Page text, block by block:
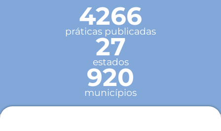
4266
práticas publicadas
27
estados
920
municípios